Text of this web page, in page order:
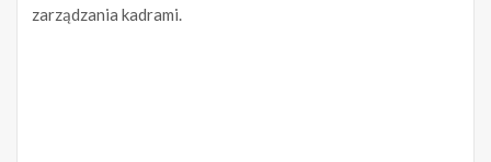
zarządzania kadrami.